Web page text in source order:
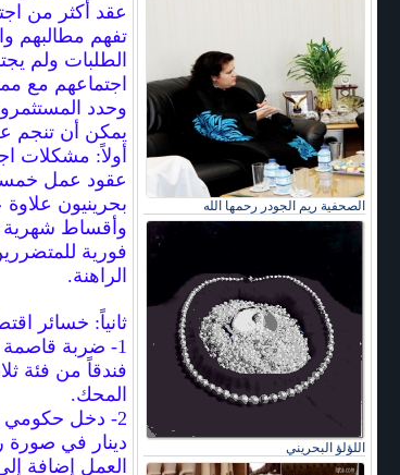
الصحفية ريم الجودر رحمها الله
اللؤلؤ البحريني
عقد أكثر من
تفهم مطالبهم
الطلبات ولم
اجتماعهم مع
وحدد
يمكن أن تنجم عن قرار
أولاً: مشكلات
بحرينيون علاوة
وأقساط
فورية
الراهنة.
ثانياً: خسائر
فندقاً من فئة
المحك.
2- دخل حكومي
دينار في صورة
العمل إضافة